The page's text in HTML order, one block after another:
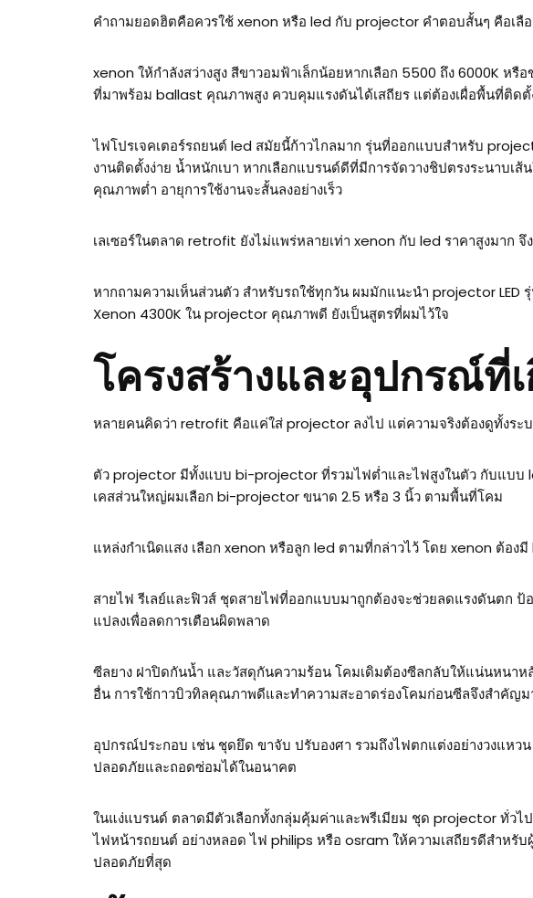
คำถามยอดฮิตคือควรใช้ xenon หรือ led กับ projector คำตอบสั้นๆ คือเลื
xenon ให้กำลังสว่างสูง สีขาวอมฟ้าเล็กน้อยหากเลือก 5500 ถึง 6000K ห
ที่มาพร้อม ballast คุณภาพสูง ควบคุมแรงดันได้เสถียร แต่ต้องเผื่อพื้นที่ติด
ไฟโปรเจคเตอร์รถยนต์ led สมัยนี้ก้าวไกลมาก รุ่นที่ออกแบบสำหรับ
งานติดตั้งง่าย น้ำหนักเบา หากเลือกแบรนด์ดีที่มีการจัดวางชิปตรงระนาบเ
คุณภาพต่ำ อายุการใช้งานจะสั้นลงอย่างเร็ว
เลเซอร์ในตลาด retrofit ยังไม่แพร่หลายเท่า xenon กับ led ราคาสูงมาก จึ
หากถามความเห็นส่วนตัว สำหรับรถใช้ทุกวัน ผมมักแนะนำ projector LED
Xenon 4300K ใน projector คุณภาพดี ยังเป็นสูตรที่ผมไว้ใจ
โครงสร้างและอุปกรณ์ที่
หลายคนคิดว่า retrofit คือแค่ใส่ projector ลงไป แต่ความจริงต้องดูทั้งร
ตัว projector มีทั้งแบบ bi-projector ที่รวมไฟต่ำและไฟสูงในตัว กับแบบ
เคสส่วนใหญ่ผมเลือก bi-projector ขนาด 2.5 หรือ 3 นิ้ว ตามพื้นที่โคม
แหล่งกำเนิดแสง เลือก xenon หรือลูก led ตามที่กล่าวไว้ โดย xenon ต้อ
สายไฟ รีเลย์และฟิวส์ ชุดสายไฟที่ออกแบบมาถูกต้องจะช่วยลดแรงดันตก
แปลงเพื่อลดการเตือนผิดพลาด
ซีลยาง ฝาปิดกันน้ำ และวัสดุกันความร้อน โคมเดิมต้องซีลกลับให้แน่นหนา
อื่น การใช้กาวบิวทิลคุณภาพดีและทำความสะอาดร่องโคมก่อนซีลจึงสำคัญม
อุปกรณ์ประกอบ เช่น ชุดยึด ขาจับ ปรับองศา รวมถึงไฟตกแต่งอย่างวงแ
ปลอดภัยและถอดซ่อมได้ในอนาคต
ในแง่แบรนด์ ตลาดมีตัวเลือกทั้งกลุ่มคุ้มค่าและพรีเมียม ชุด projector ทั่ว
ไฟหน้ารถยนต์ อย่างหลอด ไฟ philips หรือ osram ให้ความเสถียรดีสำห
ปลอดภัยที่สุด